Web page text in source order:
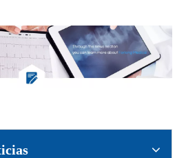
Jeringa y aguja de insulina desechables de 1 ml, 12,7 mm x 29 g Jeringa y aguja de insulina desechables de 1 ml de 8 mm x 30 g